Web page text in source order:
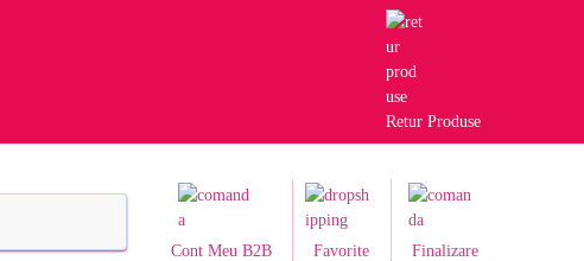
Retur Produse
Cont Meu B2B Favorite Finalizare